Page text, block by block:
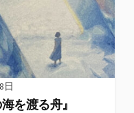
日
を渡る舟』